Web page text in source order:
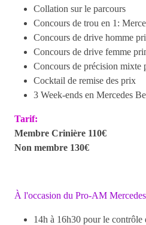
Collation sur le parcours
Concours de trou en 1:
Concours de drive homme
Concours de drive femme
Concours de précision mixte
Cocktail de remise des prix
3 Week-ends en Mercedes
Tarif:
Membre Crinière 110€
Non membre 130€
À l'occasion du Pro-AM
14h à 16h30 pour le